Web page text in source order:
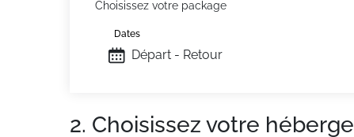
Choisissez votre package
Départ - Retour
Dates
2. Choisissez votre